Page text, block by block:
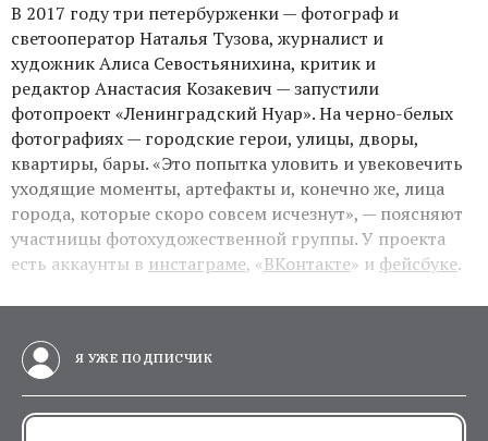
В 2017 году три петербурженки — фотограф и
светооператор Наталья Тузова, журналист и
художник Алиса Севостьянихина, критик и
редактор Анастасия Козакевич — запустили
фотопроект «Ленинградский Нуар». На черно-белых
фотографиях — городские герои, улицы, дворы,
квартиры, бары. «Это попытка уловить и увековечить
уходящие моменты, артефакты и, конечно же, лица
города, которые скоро совсем исчезнут», — поясняют
участницы фотохудожественной группы. У проекта
есть аккаунты в инстаграме, «ВКонтакте» и фейсбуке.
Я УЖЕ ПОДПИСЧИК